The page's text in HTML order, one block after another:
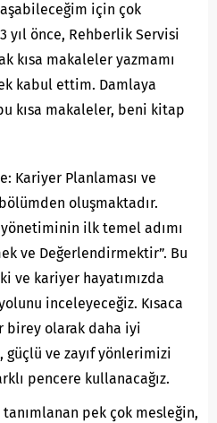
için çok
yıl önce, Rehberlik Servisi
kısa makaleler yazmamı
kabul ettim. Damlaya
kısa makaleler, beni kitap
Kariyer Planlaması ve
oluşmaktadır.
ilk temel adımı
ve Değerlendirmektir”. Bu
ve kariyer hayatımızda
inceleyeceğiz. Kısaca
olarak daha iyi
ve zayıf yönlerimizi
pencere kullanacağız.
pek çok mesleğin,